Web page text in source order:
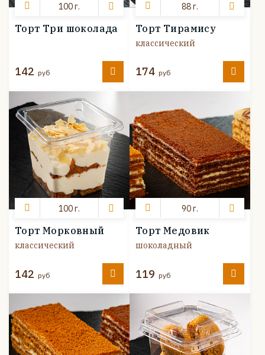
100 г.
Торт Три шоколада
142 руб
88 г.
Торт Тирамису
классический
174 руб
100 г.
Торт Морковный
классический
142 руб
90 г.
Торт Медовик
шоколадный
119 руб